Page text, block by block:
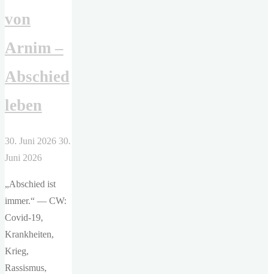
von
Arnim –
Abschied
leben
30. Juni 2026 30.
Juni 2026
„Abschied ist
immer.“ — CW:
Covid-19,
Krankheiten,
Krieg,
Rassismus,